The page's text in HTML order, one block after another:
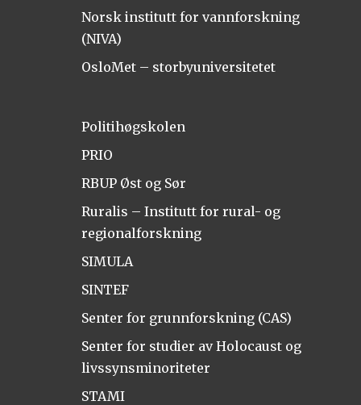
Norsk institutt for vannforskning
(NIVA)
OsloMet – storbyuniversitetet
Politihøgskolen
PRIO
RBUP Øst og Sør
Ruralis – Institutt for rural- og
regionalforskning
SIMULA
SINTEF
Senter for grunnforskning (CAS)
Senter for studier av Holocaust og
livssynsminoriteter
STAMI